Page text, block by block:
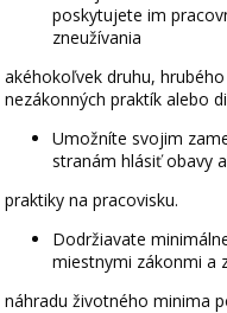
poskytujete im
zneužívania
akéhokoľvek druhu,
nezákonných praktík alebo
Umožníte svojim
stranám hlásiť obavy
praktiky na pracovisku.
Dodržiavate
miestnymi zákonmi a
náhradu životného minima